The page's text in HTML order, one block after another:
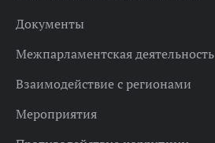
Документы
Межпарламентская деятельность
Взаимодействие с регионами
Мероприятия